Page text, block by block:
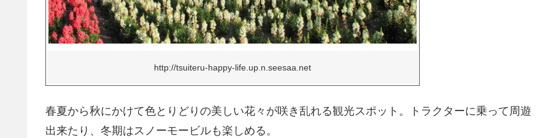
http://tsuiteru-happy-life.up.n.seesaa.net
春夏から秋にかけて色とりどりの美しい花々が咲き乱れる観光スポット。トラクターに乗って周遊
出来たり、冬期はスノーモービルも楽しめる。